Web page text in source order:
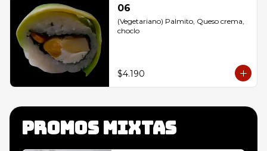
06
(Vegetariano) Palmito, Queso crema,
choclo
$4.190
Promos mixtas